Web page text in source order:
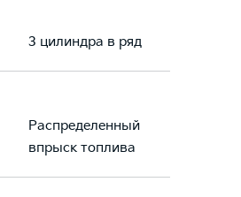
3 цилиндра в ряд
Распределенный
впрыск топлива